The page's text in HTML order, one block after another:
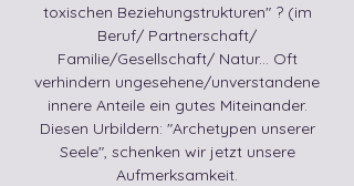
toxischen Beziehungstrukturen" ? (im
Beruf/ Partnerschaft/
Familie/Gesellschaft/ Natur... Oft
verhindern ungesehene/unverstandene
innere Anteile ein gutes Miteinander.
Diesen Urbildern: "Archetypen unserer
Seele", schenken wir jetzt unsere
Aufmerksamkeit.